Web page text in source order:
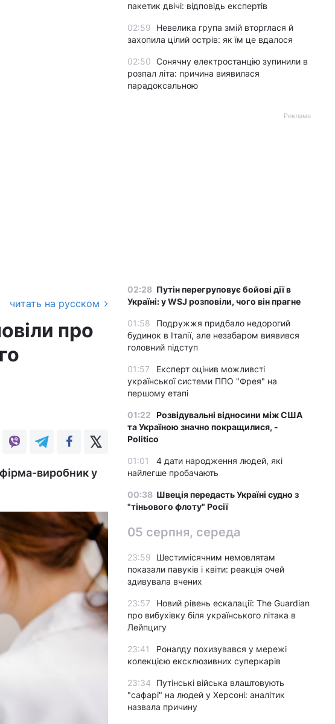
читать на русском
про
виробник у
пакетик двічі: відповідь експертів
02:59
Невелика група змій вторглася й
захопила цілий острів: як їм це вдалося
02:50 Сонячну електростанцію зупинили в
розпал літа: причина виявилася
парадоксальною
Реклама
02:28 Путін перегруповує бойові дії в
Україні: у WSJ розповіли, чого він прагне
01:58
Подружжя придбало недорогий
будинок в Італії, але незабаром виявився
головний підступ
01:57
Експерт оцінив можливсті
української системи ППО "Фрея" на
першому етапі
01:22 Розвідувальні відносини між США
та Україною значно покращилися, -
Politico
01:01
4 дати народження людей, які
найлегше пробачають
00:38 Швеція передасть Україні судно з
"тіньового флоту" Росії
05 серпня, середа
23:59
Шестимісячним немовлятам
показали павуків і квіти: реакція очей
здивувала вчених
23:57
Новий рівень ескалації: The Guardian
про вибухівку біля українського літака в
Лейпцигу
23:41
Роналду похизувався у мережі
колекцією ексклюзивних суперкарів
23:34
Путінські війська влаштовують
"сафарі" на людей у Херсоні: аналітик
назвала причину